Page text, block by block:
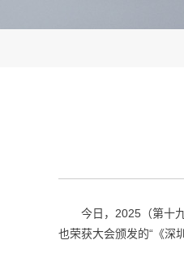
今日，2025（第十
也荣获大会颁发的“《深